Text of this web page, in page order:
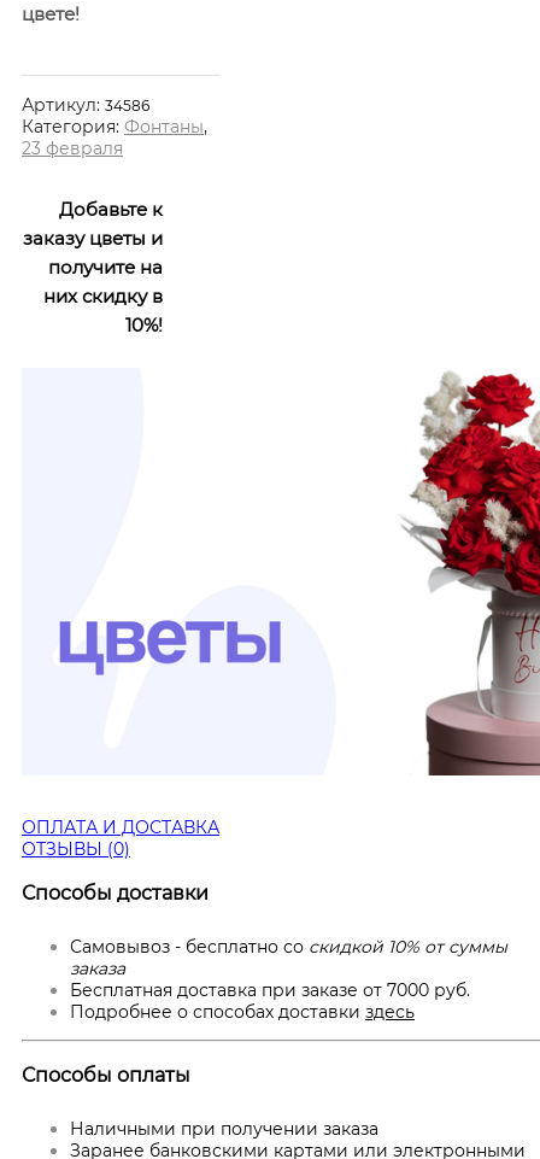
цвете!
Артикул: 34586
Категория: Фонтаны,
23 февраля
Добавьте к
заказу цветы и
получите на
них скидку в
10%!
ОПЛАТА И ДОСТАВКА
ОТЗЫВЫ (0)
Способы доставки
Самовывоз - бесплатно со скидкой 10% от суммы
заказа
Бесплатная доставка при заказе от 7000 руб.
Подробнее о способах доставки здесь
Способы оплаты
Наличными при получении заказа
Заранее банковскими картами или электронными